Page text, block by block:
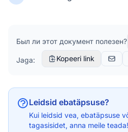
Был ли этот документ полезен?
Jaga: Kopeeri link
Leidsid ebatäpsuse?
Kui leidsid vea, ebatäpsuse
tagasisidet, anna meile teada!